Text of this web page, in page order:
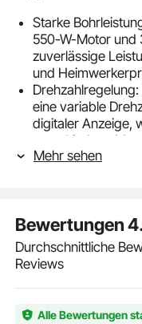
Starke
550-W-Motor und
zuverlässige
und
eine variable
digitaler Anzeige,
verschiedene
X-Laser-
dort zu bohren,
Stabilität
Stabiler &
Mehr sehen
Bewertungen
Durchschnittliche
Reviews
Alle Bewertungen